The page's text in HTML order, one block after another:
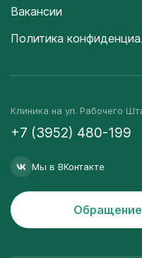
Вакансии
Политика
Клиника на ул. Рабочего
+7 (3952) 480-199
Мы в ВКонтакте
Обращение